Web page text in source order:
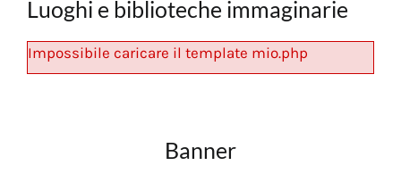
Luoghi e biblioteche immaginarie
Impossibile caricare il template mio.php
Banner